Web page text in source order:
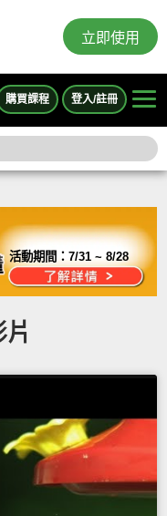
立即使用
購買課程 登入/註冊
活動期間：7/31 ~ 8/28